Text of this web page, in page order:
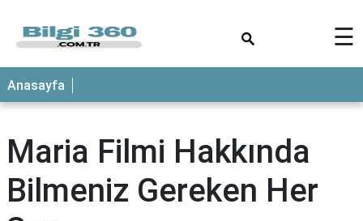
ANASAYFA
☰
Anasayfa
Maria Filmi Hakkında
Bilmeniz Gereken Her